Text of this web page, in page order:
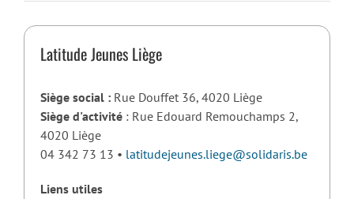
Latitude Jeunes Liège
Siège social : Rue Douffet 36, 4020 Liège
Siège d'activité: Rue Edouard Remouchamps 2,
4020 Liège
04 342 73 13 • latitudejeunes.liege@solidaris.be
Liens utiles